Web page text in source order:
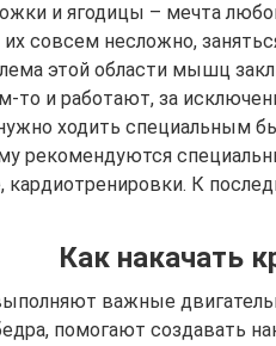
и ягодицы – мечта
их совсем несложно,
этой области мышц
то и работают, за
ходить специальным
рекомендуются
кардиотренировки. К
Как накачать
важные
помогают создавать